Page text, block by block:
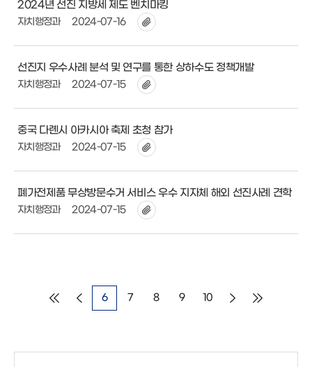
2024년 선진 지방세 제도 벤치마킹
자치행정과 2024-07-16
선진지 우수사례 분석 및 연구를 통한 상하수도 정책개발
자치행정과 2024-07-15
중국 다롄시 아카시아 축제 초청 참가
자치행정과 2024-07-15
폐가전제품 무상방문수거 서비스 우수 지자체 해외 선진사례 견학
자치행정과 2024-07-15
6 7 8 9 10